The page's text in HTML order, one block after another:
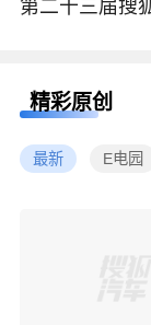
第二十三届搜
精彩原创
最新 E电园